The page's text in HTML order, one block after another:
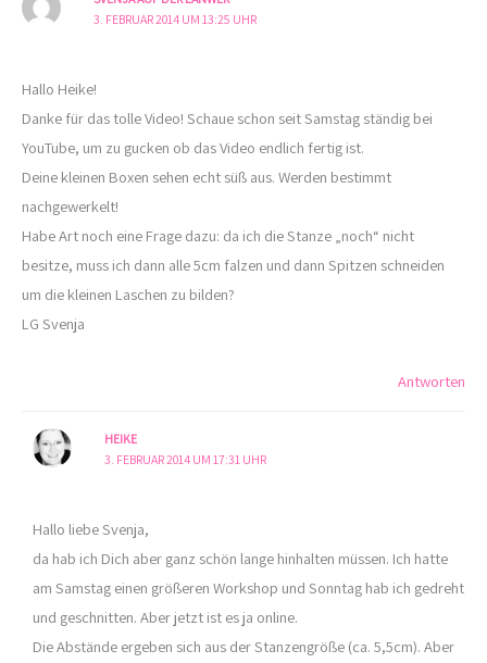
3. FEBRUAR 2014 UM 13:25 UHR
Hallo Heike!
Danke für das tolle Video! Schaue schon seit Samstag ständig bei
YouTube, um zu gucken ob das Video endlich fertig ist.
Deine kleinen Boxen sehen echt süß aus. Werden bestimmt
nachgewerkelt!
Habe Art noch eine Frage dazu: da ich die Stanze „noch“ nicht
besitze, muss ich dann alle 5cm falzen und dann Spitzen schneiden
um die kleinen Laschen zu bilden?
LG Svenja
Antworten
HEIKE
3. FEBRUAR 2014 UM 17:31 UHR
Hallo liebe Svenja,
da hab ich Dich aber ganz schön lange hinhalten müssen. Ich hatte
am Samstag einen größeren Workshop und Sonntag hab ich gedreht
und geschnitten. Aber jetzt ist es ja online.
Die Abstände ergeben sich aus der Stanzengröße (ca. 5,5cm). Aber